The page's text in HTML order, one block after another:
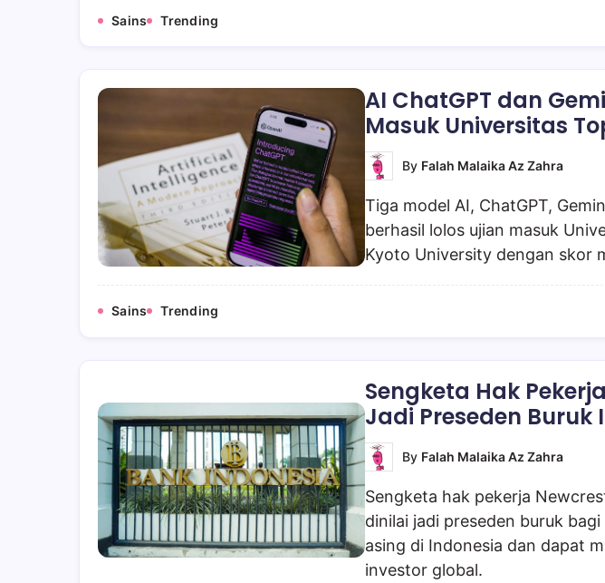
Sains Trending
AI ChatGPT dan
Masuk Universitas
By Falah Malaika Az Zahra
Tiga model AI, ChatGPT,
berhasil lolos ujian masuk
Kyoto University dengan skor
Sains Trending
Sengketa Hak
Jadi Preseden Buruk
By Falah Malaika Az Zahra
Sengketa hak pekerja
dinilai jadi preseden buruk
asing di Indonesia dan dapat
investor global.